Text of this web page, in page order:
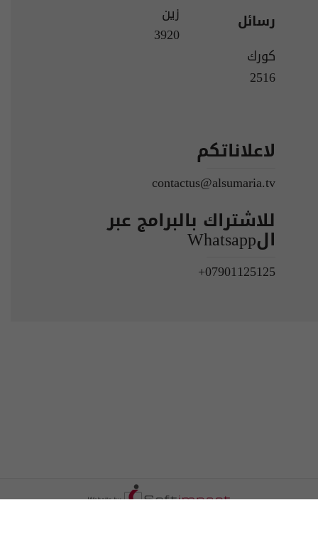
رسائل
زين
3920
كورك
2516
لاعلاناتكم
contactus@alsumaria.tv
للاشتراك بالبرامج عبر
الWhatsapp
07901125125+